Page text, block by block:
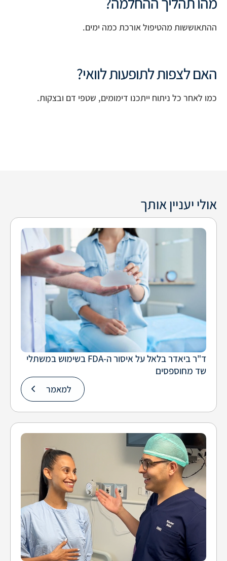
ההתאוששות מהטיפול אורכת כמה ימים.
האם לצפות לתופעות לוואי?
כמו לאחר כל ניתוח ייתכנו דימומים, שטפי דם ובצקות.
אולי יעניין אותך
ד"ר ביאדר בלאל על איסור ה-FDA בשימוש במשתלי
שד מחוספסים
למאמר